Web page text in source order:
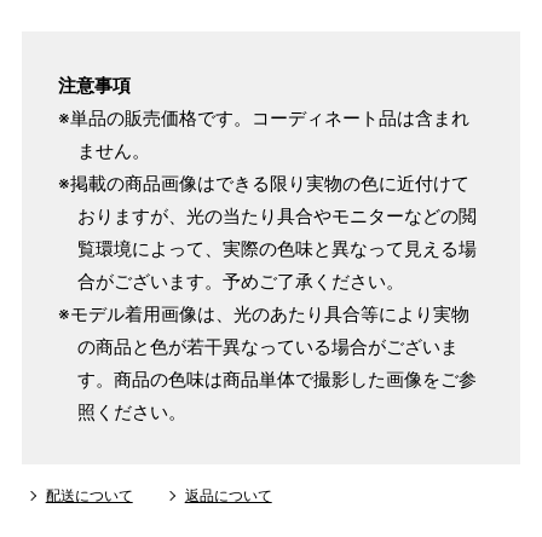
注意事項
※単品の販売価格です。コーディネート品は含まれ
ません。
※掲載の商品画像はできる限り実物の色に近付けて
おりますが、光の当たり具合やモニターなどの閲
覧環境によって、実際の色味と異なって見える場
合がございます。予めご了承ください。
※モデル着用画像は、光のあたり具合等により実物
の商品と色が若干異なっている場合がございま
す。商品の色味は商品単体で撮影した画像をご参
照ください。
配送について 返品について